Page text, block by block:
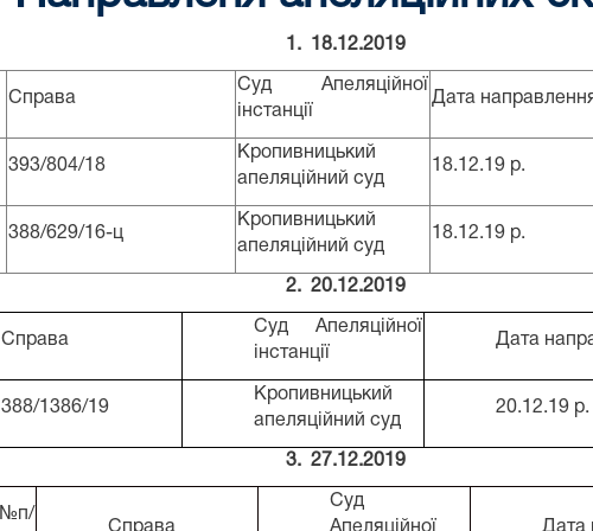
1. 18.12.2019
Справа
Суд Апеляційної
інстанції
Дата
393/804/18
Кропивницький
апеляційний суд
18.12.19 р.
388/629/16-ц
Кропивницький
апеляційний суд
18.12.19 р.
2. 20.12.2019
Справа
Суд Апеляційної
інстанції
Дата
388/1386/19
Кропивницький
апеляційний суд
20.12.19 р.
3. 27.12.2019
№п/
Справа
Суд
Апеляційної
Дата